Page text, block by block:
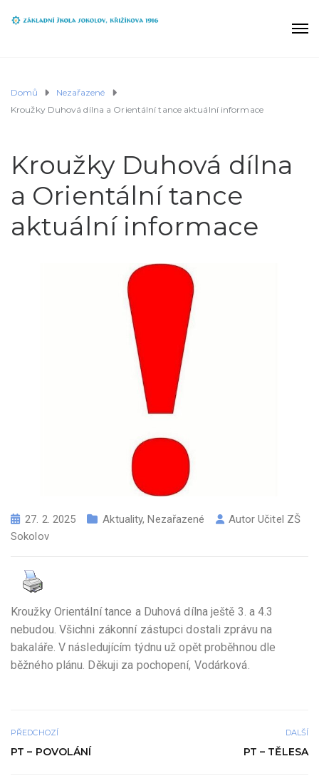
Domů
Nezařazené
Kroužky Duhová dílna a Orientální tance aktuální informace
Kroužky Duhová dílna
a Orientální tance
aktuální informace
27. 2. 2025 Aktuality,Nezařazené AutorUčitel ZŠ
Sokolov
Kroužky Orientální tance a Duhová dílna ještě 3. a 4.3
nebudou. Všichni zákonní zástupci dostali zprávu na
bakaláře. V následujícím týdnu už opět proběhnou dle
běžného plánu. Děkuji za pochopení, Vodárková.
PŘEDCHOZÍ
PT – POVOLÁNÍ
DALŠÍ
PT – TĚLESA